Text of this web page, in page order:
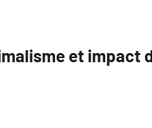
et impact